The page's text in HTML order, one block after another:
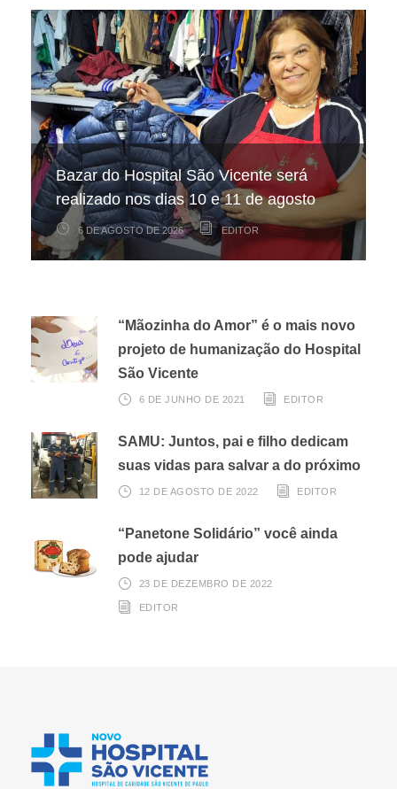
Bazar do Hospital São Vicente será
realizado nos dias 10 e 11 de agosto
6 DE AGOSTO DE 2026 EDITOR
Hospital São Vicente participa de
mapeamento nacional sobre câncer
infantojuvenil
6 DE AGOSTO DE 2026 EDITOR
Hospital São Vicente expande
arrecadação de cupons fiscais pela
Nota Fiscal Paulista
3 DE AGOSTO DE 2026 EDITOR
“Mãozinha do Amor” é o mais novo
projeto de humanização do Hospital
São Vicente
6 DE JUNHO DE 2021 EDITOR
SAMU: Juntos, pai e filho dedicam
suas vidas para salvar a do próximo
12 DE AGOSTO DE 2022 EDITOR
“Panetone Solidário” você ainda
pode ajudar
23 DE DEZEMBRO DE 2022
EDITOR